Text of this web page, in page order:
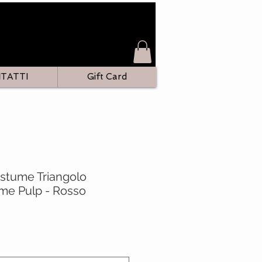
Gift Card
Triangolo
Pulp - Rosso